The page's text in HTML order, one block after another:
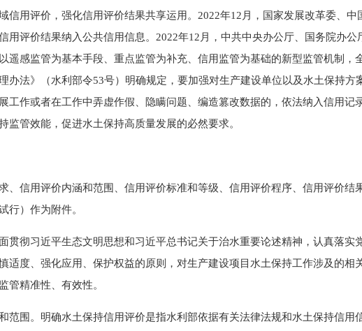
信用评价，强化信用评价结果共享运用。2022年12月，国家发展改革委、
用评价结果纳入公共信用信息。2022年12月，中共中央办公厅、国务院办
遥感监管为基本手段、重点监管为补充、信用监管为基础的新型监管机制
办法》（水利部令53号）明确规定，要加强对生产建设单位以及水土保持
工作或者在工作中弄虚作假、隐瞒问题、编造篡改数据的，依法纳入信用
监管效能，促进水土保持高质量发展的必然要求。
信用评价内涵和范围、信用评价标准和等级、信用评价程序、信用评价结
行）作为附件。
彻习近平生态文明思想和习近平总书记关于治水重要论述精神，认真落实
适度、强化应用、保护权益的原则，对生产建设项目水土保持工作涉及的相
管精准性、有效性。
围。明确水土保持信用评价是指水利部依据有关法律法规和水土保持信用